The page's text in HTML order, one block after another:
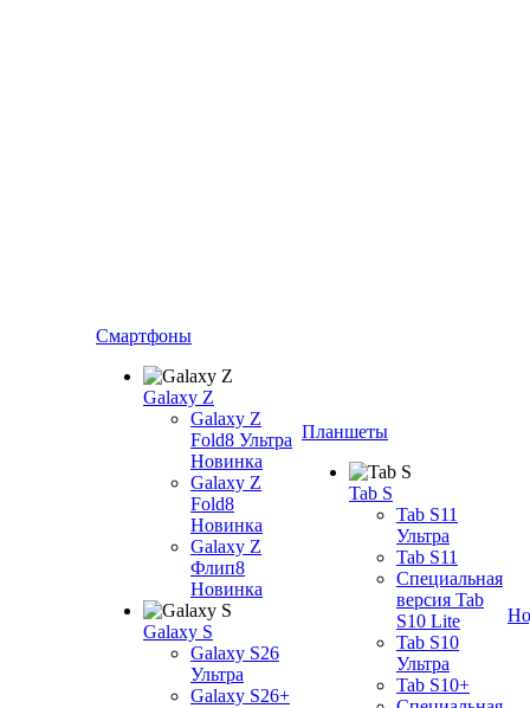
Смартфоны
Galaxy Z
Galaxy Z
Fold8 Ультра
Новинка
Galaxy Z
Fold8
Новинка
Galaxy Z
Флип8
Новинка
Galaxy S
Galaxy S26
Ультра
Galaxy S26+
Планшеты
Tab S
Tab S11
Ультра
Tab S11
Специальная
версия Tab
S10 Lite
Tab S10
Ультра
Tab S10+